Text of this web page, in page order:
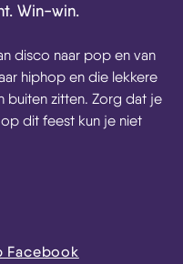
Win-win.
disco naar pop en van
hiphop en die lekkere
buiten zitten. Zorg dat je
dit feest kun je niet
Facebook